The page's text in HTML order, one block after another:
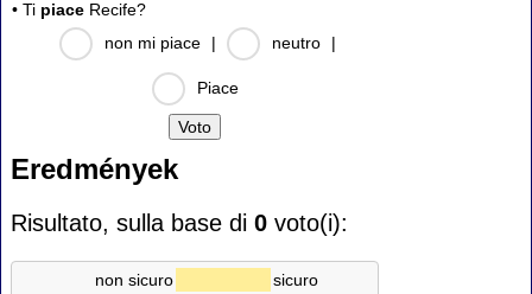
• Ti piace Recife?
non mi piace
| neutro |
Piace
Eredmények
Risultato, sulla base di 0 voto(i):
non sicuro
sicuro